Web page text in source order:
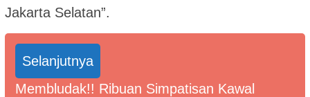
Jakarta Selatan”.
Selanjutnya
Membludak!! Ribuan Simpatisan Kawal